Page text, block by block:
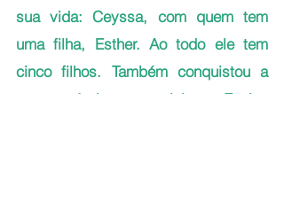
sua vida: Ceyssa, com quem tem
uma filha, Esther. Ao todo ele tem
cinco filhos. Também conquistou a
casa própria e concluiu o Ensino